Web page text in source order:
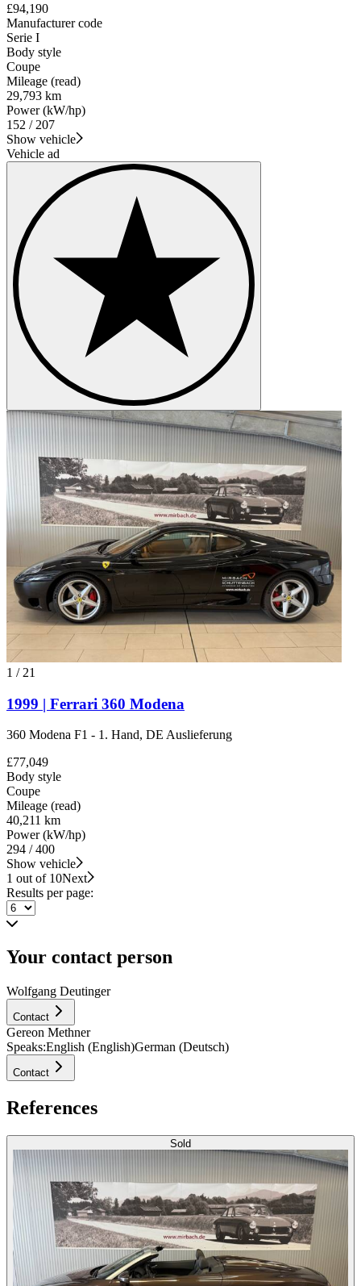
£94,190
Manufacturer code
Serie I
Body style
Coupe
Mileage (read)
29,793 km
Power (kW/hp)
152 / 207
Show vehicle
Vehicle ad
1 / 21
1999 | Ferrari 360 Modena
360 Modena F1 - 1. Hand, DE Auslieferung
£77,049
Body style
Coupe
Mileage (read)
40,211 km
Power (kW/hp)
294 / 400
Show vehicle
1 out of 10Next
Results per page:
Your contact person
Wolfgang Deutinger
Contact
Gereon Methner
Speaks:English (English)German (Deutsch)
Contact
References
Sold